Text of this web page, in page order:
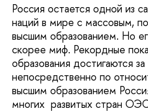
Россия остается одной из
наций в мире с массовым,
высшим образованием. Но
скорее миф. Рекордные
образования достигаются
непосредственно по
высшим образованием
многих развитых стран